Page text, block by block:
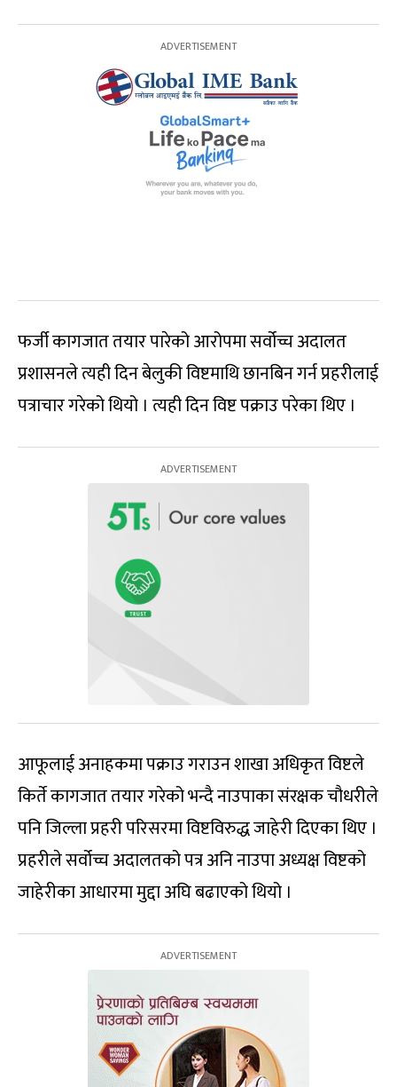
फर्जी कागजात तयार पारेको आरोपमा सर्वोच्च अदालत
प्रशासनले त्यही दिन बेलुकी विष्टमाथि छानबिन गर्न प्रहरीलाई
पत्राचार गरेको थियो । त्यही दिन विष्ट पक्राउ परेका थिए ।
आफूलाई अनाहकमा पक्राउ गराउन शाखा अधिकृत विष्टले
किर्ते कागजात तयार गरेको भन्दै नाउपाका संरक्षक चौधरीले
पनि जिल्ला प्रहरी परिसरमा विष्टविरुद्ध जाहेरी दिएका थिए ।
प्रहरीले सर्वोच्च अदालतको पत्र अनि नाउपा अध्यक्ष विष्टको
जाहेरीका आधारमा मुद्दा अघि बढाएको थियो ।